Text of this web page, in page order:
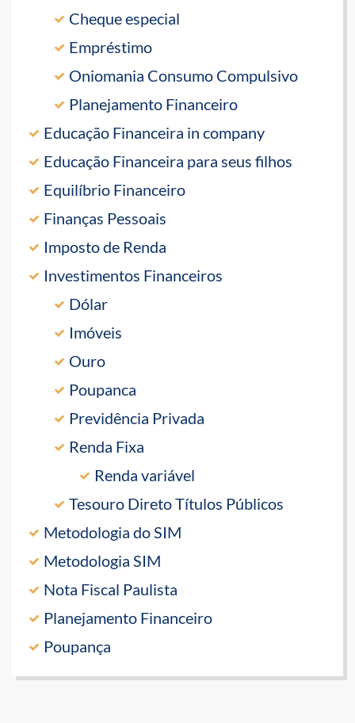
Cheque especial
Empréstimo
Oniomania Consumo Compulsivo
Planejamento Financeiro
Educação Financeira in company
Educação Financeira para seus filhos
Equilíbrio Financeiro
Finanças Pessoais
Imposto de Renda
Investimentos Financeiros
Dólar
Imóveis
Ouro
Poupanca
Previdência Privada
Renda Fixa
Renda variável
Tesouro Direto Títulos Públicos
Metodologia do SIM
Metodologia SIM
Nota Fiscal Paulista
Planejamento Financeiro
Poupança